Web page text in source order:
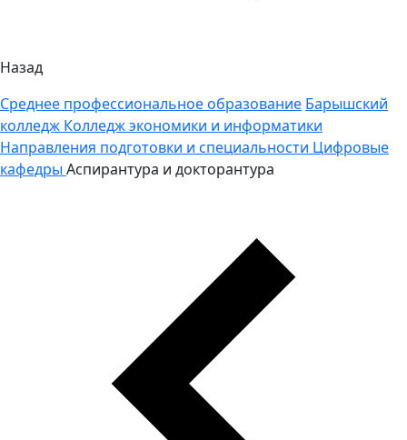
Назад
Среднее профессиональное образование Барышский
колледж Колледж экономики и информатики
Направления подготовки и специальности Цифровые
кафедры Аспирантура и докторантура